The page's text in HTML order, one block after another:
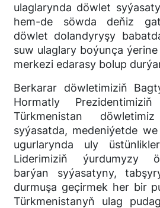
ulaglarynda döwlet
hem-de söwda deňiz
döwlet dolandyryşy
suw ulaglary boýunça
merkezi edarasy bolup
Berkarar döwletimiziň
Hormatly Prezidentimiziň
Türkmenistan
syýasatda, medeniýetde
ugurlarynda uly
Liderimiziň ýurdumyzy
barýan syýasatyny,
durmuşa geçirmek her bir
Türkmenistanyň ulag